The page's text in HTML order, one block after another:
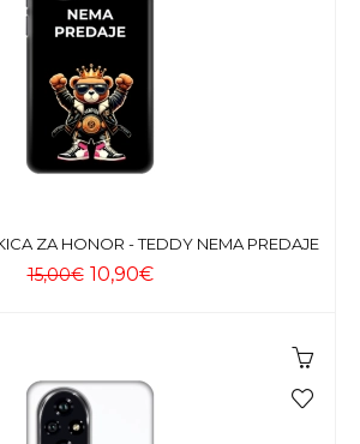
ZA HONOR - TEDDY NEMA PREDAJE
15,00€ 10,90€